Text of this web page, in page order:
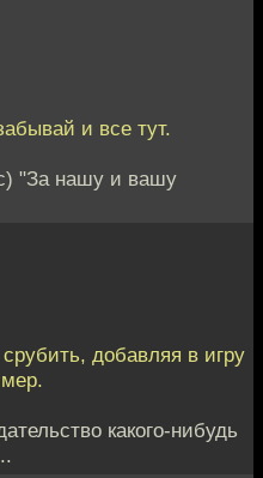
и все тут.
"За нашу и вашу
добавляя в игру
какого-нибудь